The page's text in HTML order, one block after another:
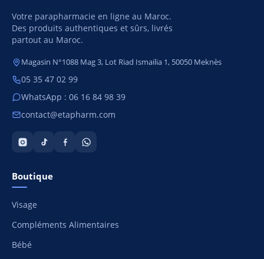
Votre parapharmacie en ligne au Maroc.
Des produits authentiques et sûrs, livrés
partout au Maroc.
Magasin N°1088 Mag 3, Lot Riad Ismailia 1, 50050 Meknès
05 35 47 02 99
WhatsApp : 06 16 84 98 39
contact@etapharm.com
Boutique
Visage
Compléments Alimentaires
Bébé